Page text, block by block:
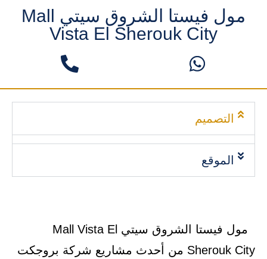
مول فيستا الشروق سيتي Mall
Vista El Sherouk City
التصميم
الموقع
مول فيستا الشروق سيتي Mall Vista El
Sherouk City من أحدث مشاريع شركة بروجكت